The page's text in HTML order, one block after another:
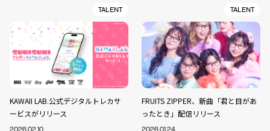
TALENT
KAWAII LAB.公式デジタルトレカサ
ービスがリリース
TALENT
FRUITS ZIPPER、新曲「君と目があ
ったとき」配信リリース